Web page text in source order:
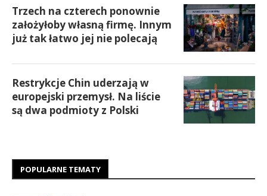
Trzech na czterech ponownie
założyłoby własną firmę. Innym
już tak łatwo jej nie polecają
Restrykcje Chin uderzają w
europejski przemysł. Na liście
są dwa podmioty z Polski
POPULARNE TEMATY